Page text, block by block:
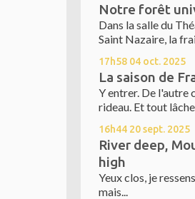
Notre forêt
Dans la salle du
Saint Nazaire, la
17h58 04 oct. 2025
La saison de
Y entrer. De l'autre
rideau. Et tout
16h44 20sept. 2025
River deep,
high
Yeux clos, je
mais...